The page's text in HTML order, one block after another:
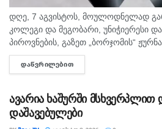
დღე, 7 აგვისტოს, მოულოდნელად
კოლეგი და მეგობარი, უნიჭიერესი
პიროვნების, გაზეთ „ბორჯომის“
და ლიტერატურის პედაგოგი მონიკა
უდიდეს მწუხარებას გამოვხატავს
ᲓᲐᲬᲕᲠᲘᲚᲔᲑᲘᲗ
ავარია ხაშურში
დაშავებულები